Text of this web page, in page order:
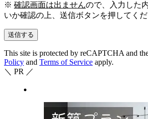
※ 確認画面は出ませんので、入力した
いか確認の上、送信ボタンを押してくだ
This site is protected by reCAPTCHA and
Policy and Terms of Service apply.
＼ PR ／